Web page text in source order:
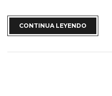
CONTINUA LEYENDO